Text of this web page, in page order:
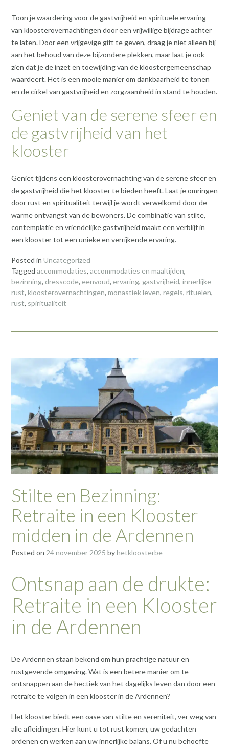
Toon je waardering voor de gastvrijheid en spirituele ervaring
van kloosterovernachtingen door een vrijwillige bijdrage achter
te laten. Door een vrijgevige gift te geven, draag je niet alleen bij
aan het behoud van deze bijzondere plekken, maar laat je ook
zien dat je de inzet en toewijding van de kloostergemeenschap
waardeert. Het is een mooie manier om dankbaarheid te tonen
en de cirkel van gastvrijheid en zorgzaamheid in stand te houden.
Geniet van de serene sfeer en
de gastvrijheid van het
klooster
Geniet tijdens een kloosterovernachting van de serene sfeer en
de gastvrijheid die het klooster te bieden heeft. Laat je omringen
door rust en spiritualiteit terwijl je wordt verwelkomd door de
warme ontvangst van de bewoners. De combinatie van stilte,
contemplatie en vriendelijke gastvrijheid maakt een verblijf in
een klooster tot een unieke en verrijkende ervaring.
Posted in Uncategorized
Tagged accommodaties, accommodaties en maaltijden,
bezinning, dresscode, eenvoud, ervaring, gastvrijheid, innerlijke
rust, kloosterovernachtingen, monastiek leven, regels, rituelen,
rust, spiritualiteit
Stilte en Bezinning:
Retraite in een Klooster
midden in de Ardennen
Posted on 24 november 2025 byhetkloosterbe
Ontsnap aan de drukte:
Retraite in een Klooster
in de Ardennen
De Ardennen staan bekend om hun prachtige natuur en
rustgevende omgeving. Wat is een betere manier om te
ontsnappen aan de hectiek van het dagelijks leven dan door een
retraite te volgen in een klooster in de Ardennen?
Het klooster biedt een oase van stilte en sereniteit, ver weg van
alle afleidingen. Hier kunt u tot rust komen, uw gedachten
ordenen en werken aan uw innerlijke balans. Of u nu behoefte